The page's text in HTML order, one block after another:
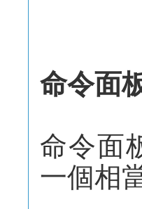
命令面
命令面
一個相